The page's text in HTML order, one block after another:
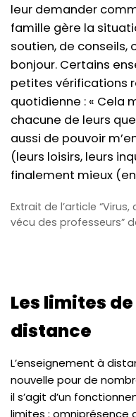
leur demander
famille gère la
soutien, de conseils,
bonjour. Certains
petites vérifications
quotidienne : « Cela
chacune de leurs
aussi de pouvoir
(leurs loisirs, leurs
finalement mieux
Extrait de l’article
vécu des professeurs”
Les limites
distance
L’enseignement à
nouvelle pour de
il s’agit d’un
limites : omniprésence